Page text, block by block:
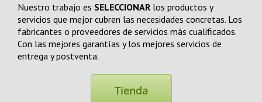
Nuestro trabajo es SELECCIONAR los productos y
servicios que mejor cubren las necesidades concretas. Los
fabricantes o proveedores de servicios más cualificados.
Con las mejores garantías y los mejores servicios de
entrega y postventa.
Tienda